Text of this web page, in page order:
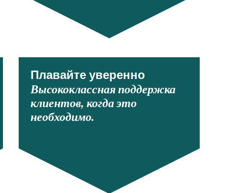
Плавайте уверенно
Высококлассная поддержка
клиентов, когда это
необходимо.